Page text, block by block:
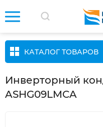
КАТАЛОГ ТОВАРОВ
Инверторный
ASHG09LMCA